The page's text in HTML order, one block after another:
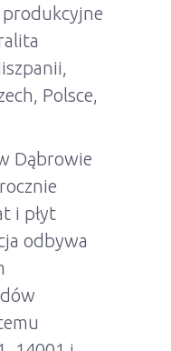
produkcyjne
Polsce,
Dąbrowie
i płyt
odbywa